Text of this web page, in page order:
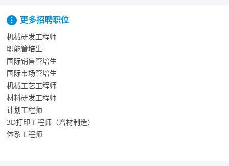
更多招聘职位
机械研发工程师
职能管培生
国际销售管培生
国际市场管培生
机械工艺工程师
材料研发工程师
计划工程师
3D打印工程师（增材制造）
体系工程师